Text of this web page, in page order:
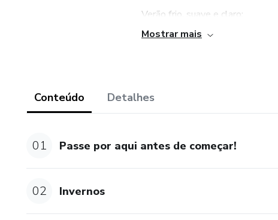
Verão frio, suave e claro;
Outono suave, quente e profundo.
Mostrar mais
Conteúdo Detalhes
01 Passe por aqui antes de começar!
02 Invernos